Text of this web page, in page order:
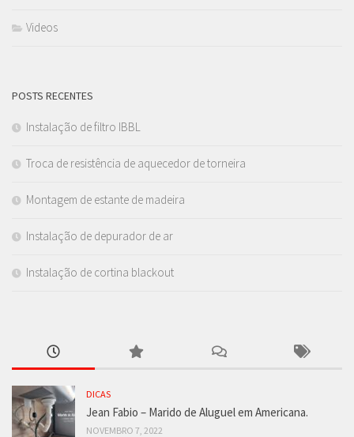
Videos
POSTS RECENTES
Instalação de filtro IBBL
Troca de resistência de aquecedor de torneira
Montagem de estante de madeira
Instalação de depurador de ar
Instalação de cortina blackout
DICAS
Jean Fabio – Marido de Aluguel em Americana.
NOVEMBRO 7, 2022